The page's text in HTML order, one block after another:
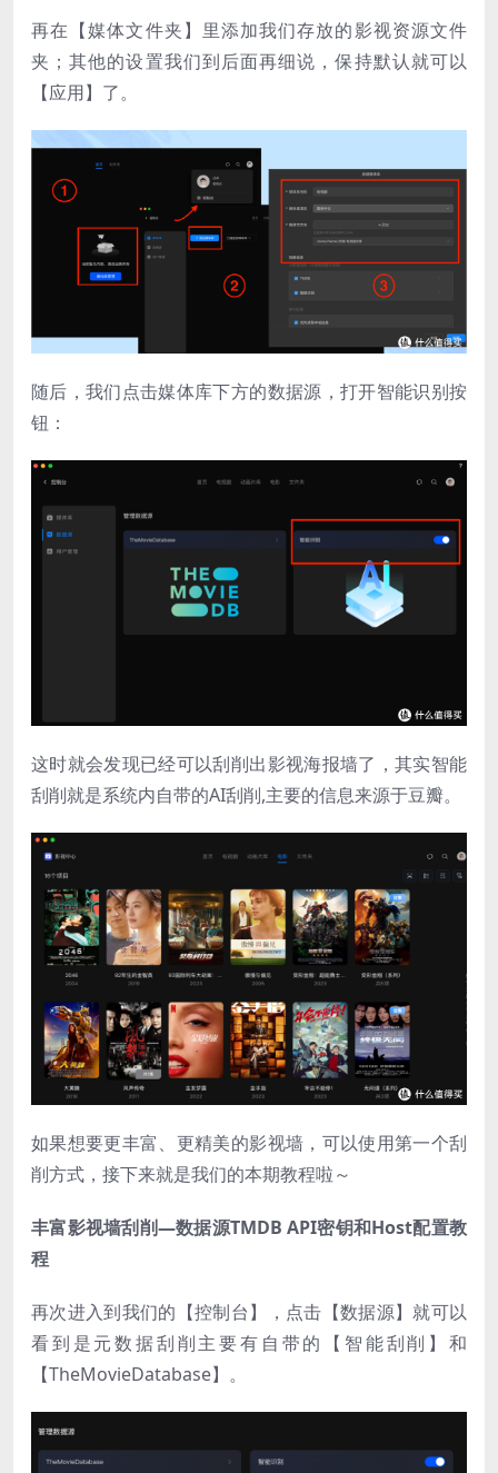
再在【媒体文件夹】里添加我们存放的影视资源文件
夹；其他的设置我们到后面再细说，保持默认就可以
【应用】了。
随后，我们点击媒体库下方的数据源，打开智能识别按
钮：
这时就会发现已经可以刮削出影视海报墙了，其实智能
刮削就是系统内自带的AI刮削,主要的信息来源于豆瓣。
如果想要更丰富、更精美的影视墙，可以使用第一个刮
削方式，接下来就是我们的本期教程啦～
丰富影视墙刮削—数据源TMDB API密钥和Host配置教
程
再次进入到我们的【控制台】，点击【数据源】就可以
看到是元数据刮削主要有自带的【智能刮削】和
【TheMovieDatabase】。